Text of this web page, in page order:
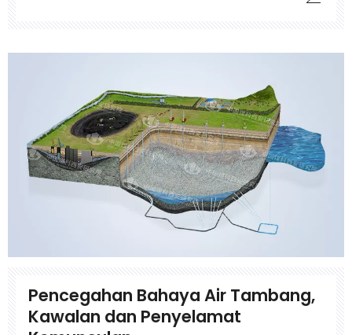
serantau, pemintasan tirai, dan menggabungkan
Pencegahan Bahaya Air Tambang,
Kawalan dan Penyelamat